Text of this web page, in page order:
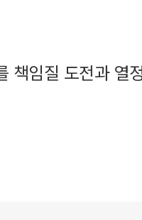
책임질 도전과 열